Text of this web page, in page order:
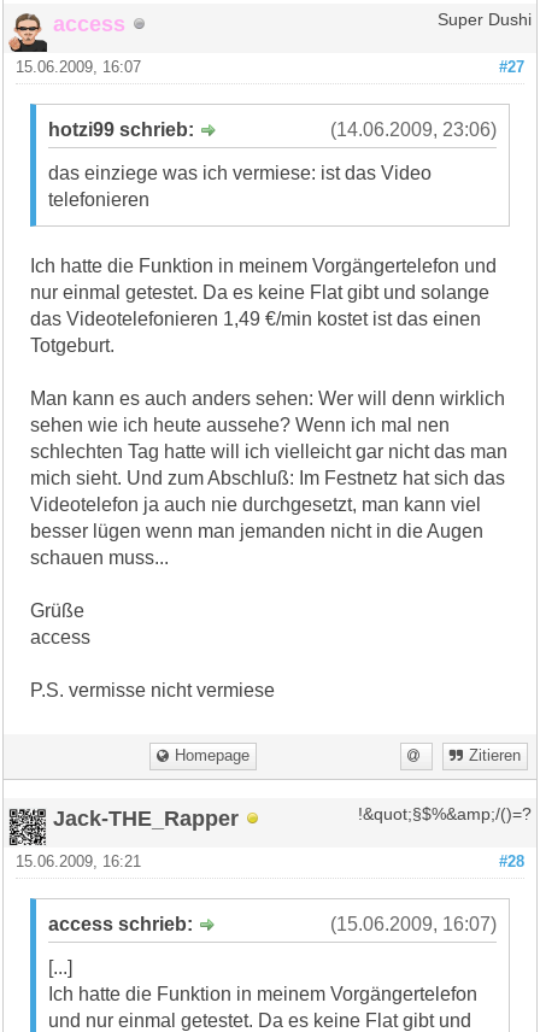
access Super Dushi
#27
15.06.2009, 16:07
(14.06.2009, 23:06)
hotzi99 schrieb:
das einziege was ich vermiese: ist das Video
telefonieren
Ich hatte die Funktion in meinem Vorgängertelefon und
nur einmal getestet. Da es keine Flat gibt und solange
das Videotelefonieren 1,49 €/min kostet ist das einen
Totgeburt.
Man kann es auch anders sehen: Wer will denn wirklich
sehen wie ich heute aussehe? Wenn ich mal nen
schlechten Tag hatte will ich vielleicht gar nicht das man
mich sieht. Und zum Abschluß: Im Festnetz hat sich das
Videotelefon ja auch nie durchgesetzt, man kann viel
besser lügen wenn man jemanden nicht in die Augen
schauen muss...
Grüße
access
P.S. vermisse nicht vermiese
Homepage Zitieren
Jack-THE_Rapper !&quot;§$%&amp;/()=?
#28
15.06.2009, 16:21
(15.06.2009, 16:07)
access schrieb:
[...]
Ich hatte die Funktion in meinem Vorgängertelefon
und nur einmal getestet. Da es keine Flat gibt und